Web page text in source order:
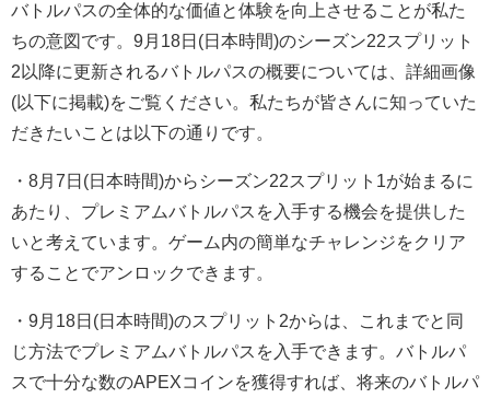
バトルパスの全体的な価値と体験を向上させることが私た
ちの意図です。9月18日(日本時間)のシーズン22スプリット
2以降に更新されるバトルパスの概要については、詳細画像
(以下に掲載)をご覧ください。私たちが皆さんに知っていた
だきたいことは以下の通りです。
・8月7日(日本時間)からシーズン22スプリット1が始まるに
あたり、プレミアムバトルパスを入手する機会を提供した
いと考えています。ゲーム内の簡単なチャレンジをクリア
することでアンロックできます。
・9月18日(日本時間)のスプリット2からは、これまでと同
じ方法でプレミアムバトルパスを入手できます。バトルパ
スで十分な数のAPEXコインを獲得すれば、将来のバトルパ